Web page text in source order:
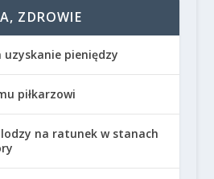
ZDROWIE
uzyskanie pieniędzy
piłkarzowi
na ratunek w stanach